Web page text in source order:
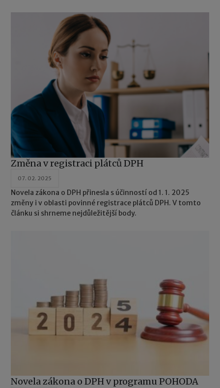
Změna v registraci plátců DPH
07. 02. 2025
Novela zákona o DPH přinesla s účinností od 1. 1. 2025
změny i v oblasti povinné registrace plátců DPH. V tomto
článku si shrneme nejdůležitější body.
Novela zákona o DPH v programu POHODA